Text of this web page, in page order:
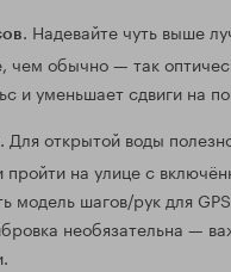
. Надевайте чуть выше
чем обычно — так
и уменьшает сдвиги на
. Для открытой воды
на улице с
модель шагов/рук для
необязательна —